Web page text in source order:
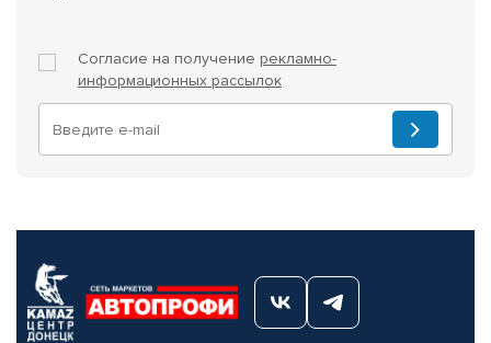
Согласие на получение рекламно-
информационных рассылок